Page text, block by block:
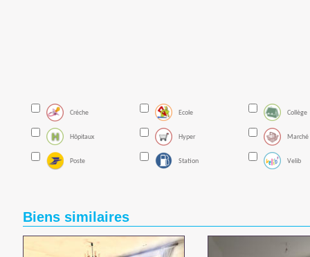
Créche Ecole Collège
Hôpitaux Hyper Marché
Poste Station Velib
Biens similaires